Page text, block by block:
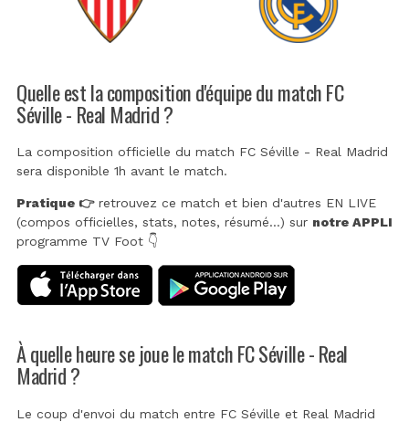
Quelle est la composition d'équipe du match FC
Séville - Real Madrid ?
La composition officielle du match FC Séville - Real Madrid
sera disponible 1h avant le match.
Pratique 👉retrouvez ce match et bien d'autres EN LIVE
(compos officielles, stats, notes, résumé...) sur notre APPLI
programme TV Foot 👇
À quelle heure se joue le match FC Séville - Real
Madrid ?
Le coup d'envoi du match entre FC Séville et Real Madrid